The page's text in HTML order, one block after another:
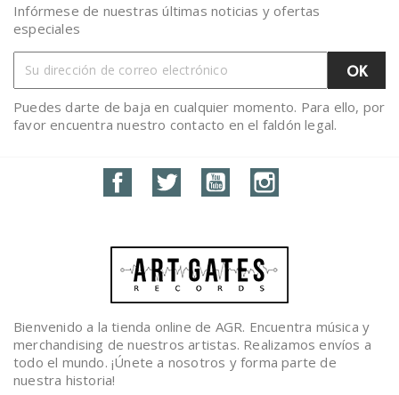
Infórmese de nuestras últimas noticias y ofertas
especiales
Puedes darte de baja en cualquier momento. Para ello, por
favor encuentra nuestro contacto en el faldón legal.
FacebookTwitter YouTube
Bienvenido a la tienda online de AGR. Encuentra música y
merchandising de nuestros artistas. Realizamos envíos a
todo el mundo. ¡Únete a nosotros y forma parte de
nuestra historia!